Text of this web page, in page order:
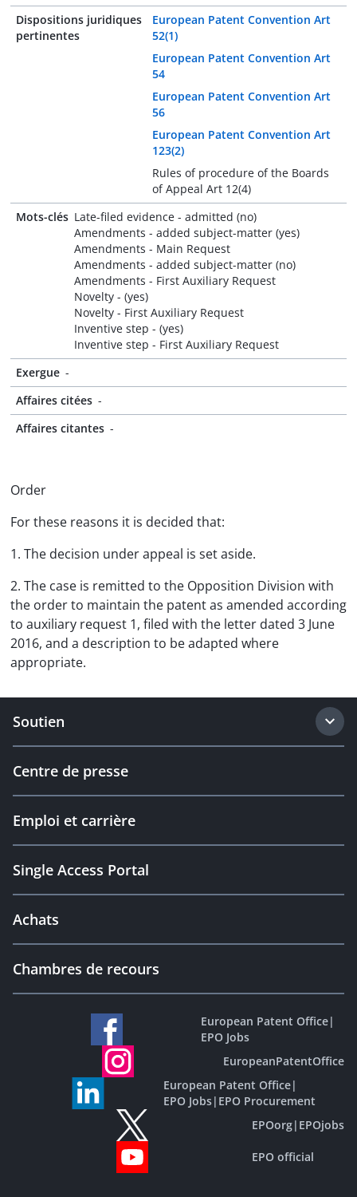
Dispositions juridiques
pertinentes
European Patent Convention Art
52(1)
European Patent Convention Art
54
European Patent Convention Art
56
European Patent Convention Art
123(2)
Rules of procedure of the Boards
of Appeal Art 12(4)
Mots-clés Late-filed evidence - admitted (no)
Amendments - added subject-matter (yes)
Amendments - Main Request
Amendments - added subject-matter (no)
Amendments - First Auxiliary Request
Novelty - (yes)
Novelty - First Auxiliary Request
Inventive step - (yes)
Inventive step - First Auxiliary Request
Exergue -
Affaires citées -
Affaires citantes -
Order
For these reasons it is decided that:
1. The decision under appeal is set aside.
2. The case is remitted to the Opposition Division with
the order to maintain the patent as amended according
to auxiliary request 1, filed with the letter dated 3 June
2016, and a description to be adapted where
appropriate.
Soutien
Centre de presse
Emploi et carrière
Single Access Portal
Achats
Chambres de recours
European Patent Office|
EPO Jobs
EuropeanPatentOffice
European Patent Office|
EPO Jobs| EPO Procurement
EPOorg| EPOjobs
EPO official